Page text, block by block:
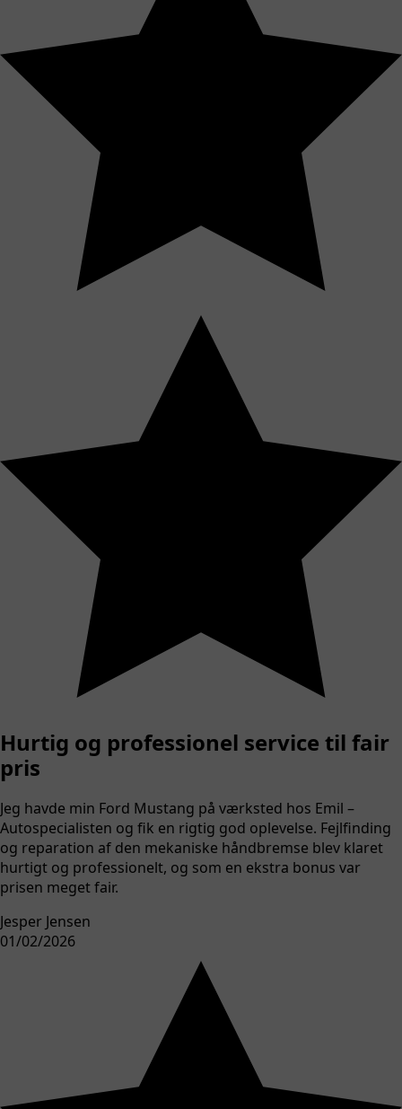
Hurtig og professionel service til fair
pris
Jeg havde min Ford Mustang på værksted hos Emil –
Autospecialisten og fik en rigtig god oplevelse. Fejlfinding
og reparation af den mekaniske håndbremse blev klaret
hurtigt og professionelt, og som en ekstra bonus var
prisen meget fair.
Jesper Jensen
01/02/2026